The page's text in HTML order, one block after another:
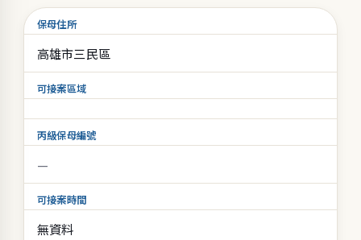
保母住所
高雄市三民區
可接案區域
丙級保母編號
可接案時間
無資料